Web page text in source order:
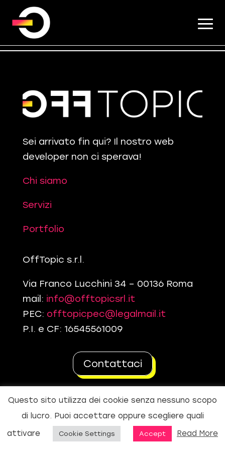
Sei arrivato fin qui? Il nostro web
developer non ci sperava!
Chi siamo
Servizi
Portfolio
OffTopic s.r.l.
Via Franco Lucchini 34 – 00136 Roma
mail: info@offtopicsrl.it
PEC: offtopicpec@legalmail.it
P.I. e CF: 16545561009
Contattaci
Questo sito utilizza dei cookie senza nessuno scopo
di lucro. Puoi accettare oppure scegliere quali
attivare
Cookie Settings Accept Read More